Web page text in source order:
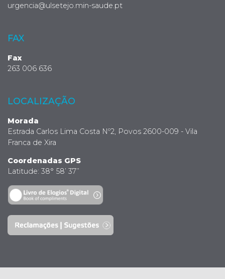
urgencia@ulsetejo.min-saude.pt
FAX
Fax
263 006 636
LOCALIZAÇÃO
Morada
Estrada Carlos Lima Costa Nº2, Povos 2600-009 - Vila
Franca de Xira
Coordenadas GPS
Latitude: 38° 58’ 37’’